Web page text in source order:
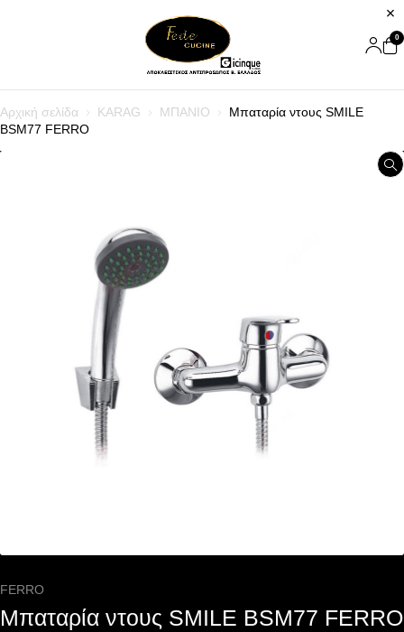
0
Αρχική σελίδα KARAG ΜΠΑΝΙΟ
Μπαταρία ντους SMILE
BSM77 FERRO
FERRO
Μπαταρία ντους SMILE BSM77 FERRO